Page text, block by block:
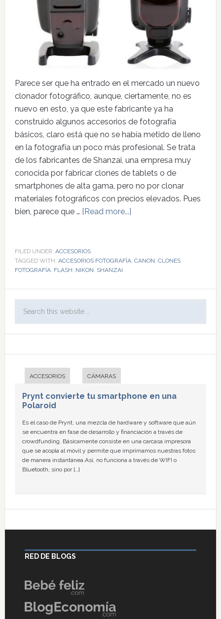
Parece ser que ha entrado en el mercado un nuevo
clonador fotográfico, aunque, ciertamente, no es
nuevo en esto, ya que este fabricante ya ha
construido algunos accesorios de fotografía
básicos, claro está que no se había metido de lleno
en la fotografía un poco más profesional. Se trata
de los fabricantes de Shanzai, una empresa muy
conocida por fabricar clones de tablets o de
smartphones de alta gama, pero no por clonar
materiales fotográficos con precios elevados. Pues
bien, parece que … [Read more...]
FILED UNDER: ACCESORIOS
TAGGED WITH: ACCESORIOS FOTOGRAFÍA, CANON, CLONES
FOTOGRAFÍA, FLASH, NIKON, SHANZAI
ACCESORIOS CÁMARAS
Prynt convierte tu smartphone en una
Polaroid
Es el caso de Prynt, una mezcla de hardware y software que aún
se encuentra en fase de desarrollo y financiación a través de
crowdfunding. Básicamente consiste en una carcasa impresora
que se acopla al móvil y permite que imprimamos nuestras fotos
de manera instantánea.Así, no funciona a través de WIFI o
Bluetooth, sino por […]
RED DE BLOGS